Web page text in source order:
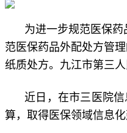
为进一步规范医保
范医保药品外配处方管
纸质处方。九江市第三
近日，在市三医院
算，取得医保领域信息化